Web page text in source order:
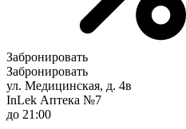
Забронировать
Забронировать
ул. Медицинская, д. 4в
InLek Аптека №7
до 21:00